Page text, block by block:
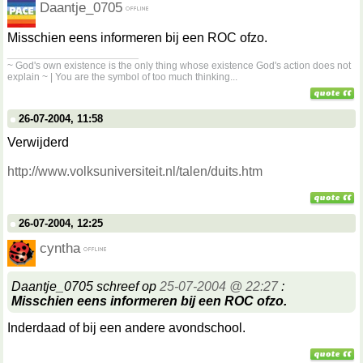
Daantje_0705
Misschien eens informeren bij een ROC ofzo.
~ God's own existence is the only thing whose existence God's action does not
explain ~ | You are the symbol of too much thinking...
26-07-2004, 11:58
Verwijderd
http://www.volksuniversiteit.nl/talen/duits.htm
26-07-2004, 12:25
cyntha
Daantje_0705 schreef op 25-07-2004 @ 22:27:
Misschien eens informeren bij een ROC ofzo.
Inderdaad of bij een andere avondschool.